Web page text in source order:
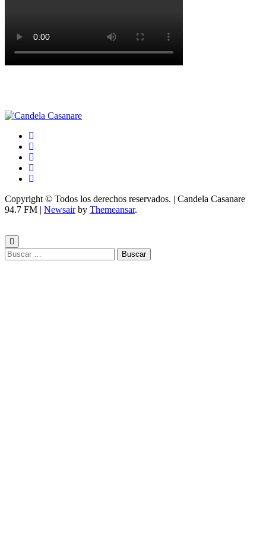
Copyright © Todos los derechos reservados. | Candela Casanare
94.7 FM | Newsairby Themeansar.
Buscar: